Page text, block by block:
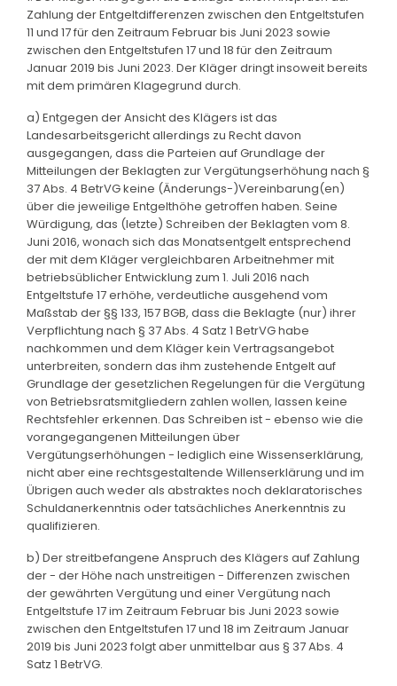
Zahlung der Entgeltdifferenzen zwischen den Entgeltstufen
11 und 17 für den Zeitraum Februar bis Juni 2023 sowie
zwischen den Entgeltstufen 17 und 18 für den Zeitraum
Januar 2019 bis Juni 2023. Der Kläger dringt insoweit bereits
mit dem primären Klagegrund durch.
a) Entgegen der Ansicht des Klägers ist das
Landesarbeitsgericht allerdings zu Recht davon
ausgegangen, dass die Parteien auf Grundlage der
Mitteilungen der Beklagten zur Vergütungserhöhung nach §
37 Abs. 4 BetrVG keine (Änderungs-)Vereinbarung(en)
über die jeweilige Entgelthöhe getroffen haben. Seine
Würdigung, das (letzte) Schreiben der Beklagten vom 8.
Juni 2016, wonach sich das Monatsentgelt entsprechend
der mit dem Kläger vergleichbaren Arbeitnehmer mit
betriebsüblicher Entwicklung zum 1. Juli 2016 nach
Entgeltstufe 17 erhöhe, verdeutliche ausgehend vom
Maßstab der §§ 133, 157 BGB, dass die Beklagte (nur) ihrer
Verpflichtung nach § 37 Abs. 4 Satz 1 BetrVG habe
nachkommen und dem Kläger kein Vertragsangebot
unterbreiten, sondern das ihm zustehende Entgelt auf
Grundlage der gesetzlichen Regelungen für die Vergütung
von Betriebsratsmitgliedern zahlen wollen, lassen keine
Rechtsfehler erkennen. Das Schreiben ist - ebenso wie die
vorangegangenen Mitteilungen über
Vergütungserhöhungen - lediglich eine Wissenserklärung,
nicht aber eine rechtsgestaltende Willenserklärung und im
Übrigen auch weder als abstraktes noch deklaratorisches
Schuldanerkenntnis oder tatsächliches Anerkenntnis zu
qualifizieren.
b) Der streitbefangene Anspruch des Klägers auf Zahlung
der - der Höhe nach unstreitigen - Differenzen zwischen
der gewährten Vergütung und einer Vergütung nach
Entgeltstufe 17 im Zeitraum Februar bis Juni 2023 sowie
zwischen den Entgeltstufen 17 und 18 im Zeitraum Januar
2019 bis Juni 2023 folgt aber unmittelbar aus § 37 Abs. 4
Satz 1 BetrVG.